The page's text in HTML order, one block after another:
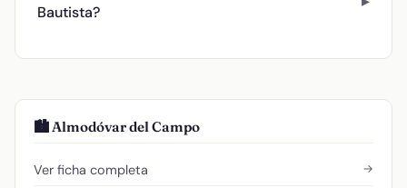
Bautista?
🏙️ Almodóvar del Campo
Ver ficha completa →